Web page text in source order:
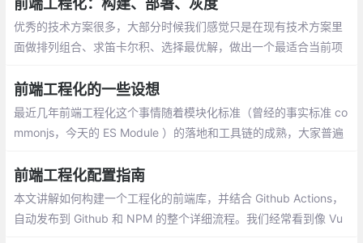
前端工程化：构建、部署、灰度
优秀的技术方案很多，大部分时候我们感觉只是在现有技术方案里
面做排列组合、求笛卡尔积、选择最优解，做出一个最适合当前项
前端工程化的一些设想
最近几年前端工程化这个事情随着模块化标准（曾经的事实标准 co
mmonjs，今天的 ES Module ）的落地和工具链的成熟，大家普遍
前端工程化配置指南
本文讲解如何构建一个工程化的前端库，并结合 Github Actions，
自动发布到 Github 和 NPM 的整个详细流程。我们经常看到像 Vu